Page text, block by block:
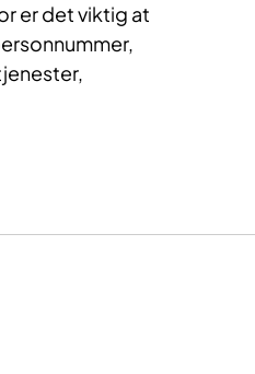
er det viktig at